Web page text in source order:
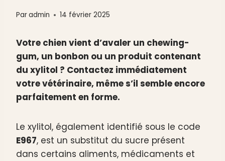
Paradmin 14 février 2025
Votre chien vient d’avaler un chewing-
gum, un bonbon ou un produit contenant
du xylitol ? Contactez immédiatement
votre vétérinaire, même s’il semble encore
parfaitement en forme.
Le xylitol, également identifié sous le code
E967, est un substitut du sucre présent
dans certains aliments, médicaments et